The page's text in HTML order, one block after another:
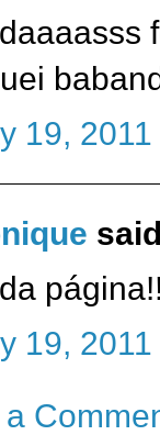
19, 2011
19, 2011
a